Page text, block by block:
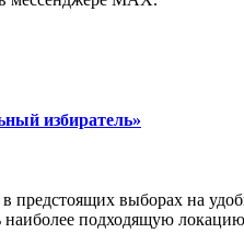
избиратель»
выборах на
подходящую